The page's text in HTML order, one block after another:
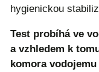
hygienickou
Test probíhá ve
a vzhledem k
komora